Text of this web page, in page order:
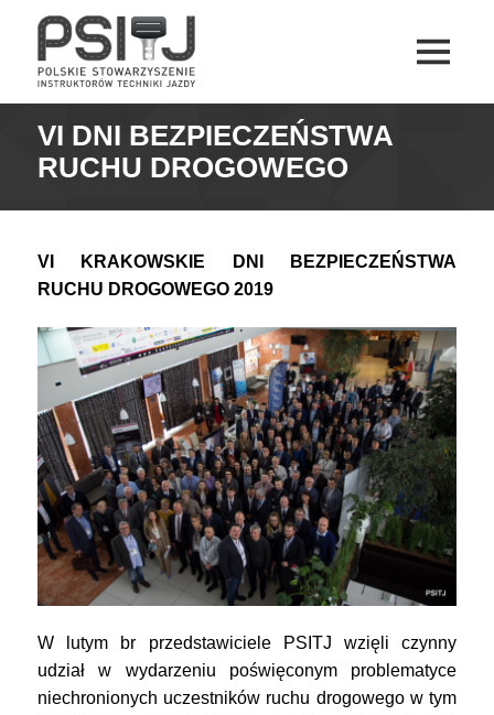
I
VI DNI BEZPIECZEŃSTWA
RUCHU DROGOWEGO
VI KRAKOWSKIE DNI BEZPIECZEŃSTWA
RUCHU DROGOWEGO 2019
W lutym br przedstawiciele PSITJ wzięli czynny
udział w wydarzeniu poświęconym problematyce
niechronionych uczestników ruchu drogowego w tym